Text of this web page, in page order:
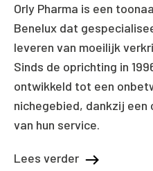
Orly Pharma is een
Benelux dat
leveren van moeilijk
Sinds de oprichting in
ontwikkeld tot een
nichegebied, dankzij
van hun service.
Lees verder